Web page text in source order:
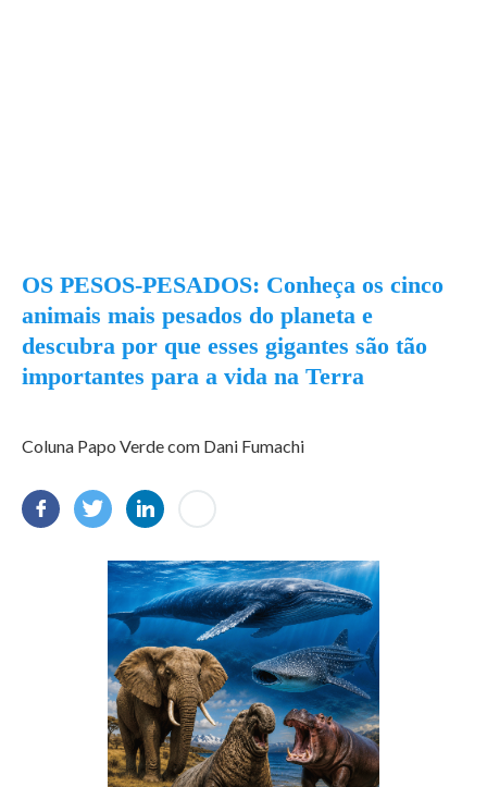
OS PESOS-PESADOS: Conheça os cinco
animais mais pesados do planeta e
descubra por que esses gigantes são tão
importantes para a vida na Terra
Coluna Papo Verde com Dani Fumachi